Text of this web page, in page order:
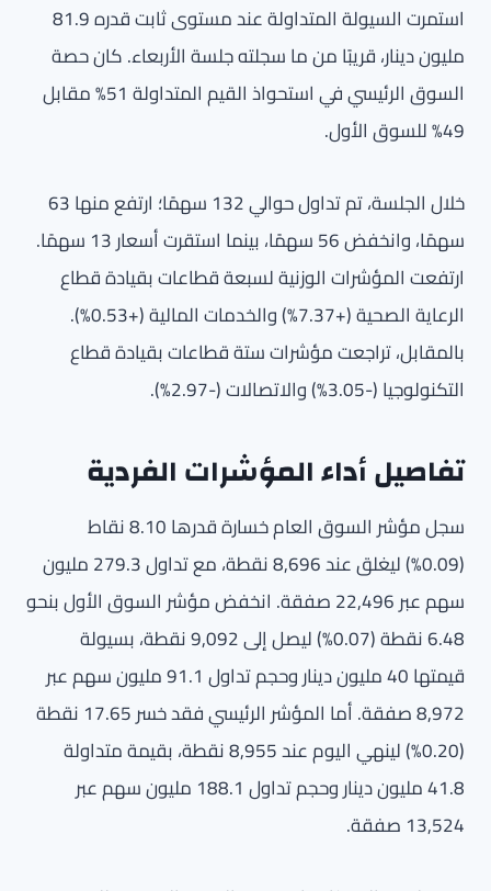
استمرت السيولة المتداولة عند مستوى ثابت قدره 81.9
مليون دينار، قريبًا من ما سجلته جلسة الأربعاء. كان حصة
السوق الرئيسي في استحواذ القيم المتداولة 51% مقابل
49% للسوق الأول.
خلال الجلسة، تم تداول حوالي 132 سهمًا؛ ارتفع منها 63
سهمًا، وانخفض 56 سهمًا، بينما استقرت أسعار 13 سهمًا.
ارتفعت المؤشرات الوزنية لسبعة قطاعات بقيادة قطاع
الرعاية الصحية (+7.37%) والخدمات المالية (+0.53%).
بالمقابل، تراجعت مؤشرات ستة قطاعات بقيادة قطاع
التكنولوجيا (-3.05%) والاتصالات (-2.97%).
تفاصيل أداء المؤشرات الفردية
سجل مؤشر السوق العام خسارة قدرها 8.10 نقاط
(0.09%) ليغلق عند 8,696 نقطة، مع تداول 279.3 مليون
سهم عبر 22,496 صفقة. انخفض مؤشر السوق الأول بنحو
6.48 نقطة (0.07%) ليصل إلى 9,092 نقطة، بسيولة
قيمتها 40 مليون دينار وحجم تداول 91.1 مليون سهم عبر
8,972 صفقة. أما المؤشر الرئيسي فقد خسر 17.65 نقطة
(0.20%) لينهي اليوم عند 8,955 نقطة، بقيمة متداولة
41.8 مليون دينار وحجم تداول 188.1 مليون سهم عبر
13,524 صفقة.